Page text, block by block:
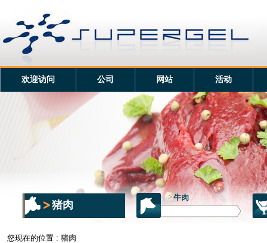
欢迎访问 公司 网站 活动
猪肉
>牛肉
您现在的位置 : 猪肉